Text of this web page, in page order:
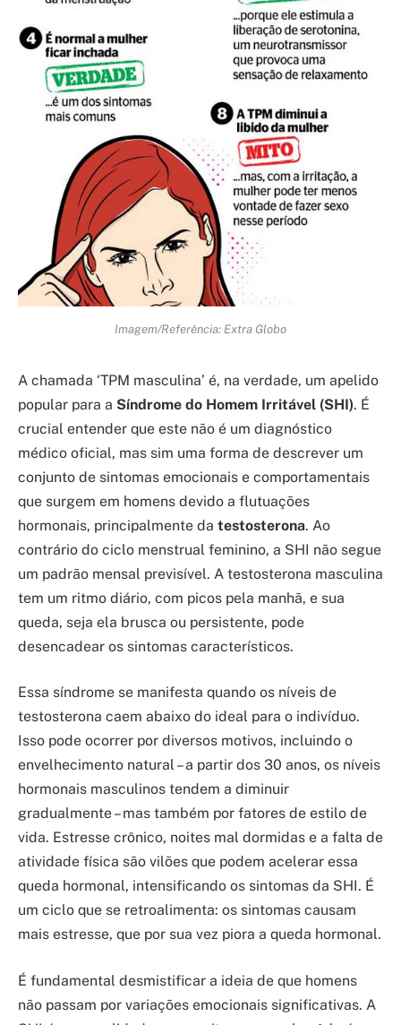
Imagem/Referência: Extra Globo
A chamada ‘TPM masculina’ é, na verdade, um apelido
popular para a Síndrome do Homem Irritável (SHI). É
crucial entender que este não é um diagnóstico
médico oficial, mas sim uma forma de descrever um
conjunto de sintomas emocionais e comportamentais
que surgem em homens devido a flutuações
hormonais, principalmente da testosterona. Ao
contrário do ciclo menstrual feminino, a SHI não segue
um padrão mensal previsível. A testosterona masculina
tem um ritmo diário, com picos pela manhã, e sua
queda, seja ela brusca ou persistente, pode
desencadear os sintomas característicos.
Essa síndrome se manifesta quando os níveis de
testosterona caem abaixo do ideal para o indivíduo.
Isso pode ocorrer por diversos motivos, incluindo o
envelhecimento natural – a partir dos 30 anos, os níveis
hormonais masculinos tendem a diminuir
gradualmente – mas também por fatores de estilo de
vida. Estresse crônico, noites mal dormidas e a falta de
atividade física são vilões que podem acelerar essa
queda hormonal, intensificando os sintomas da SHI. É
um ciclo que se retroalimenta: os sintomas causam
mais estresse, que por sua vez piora a queda hormonal.
É fundamental desmistificar a ideia de que homens
não passam por variações emocionais significativas. A